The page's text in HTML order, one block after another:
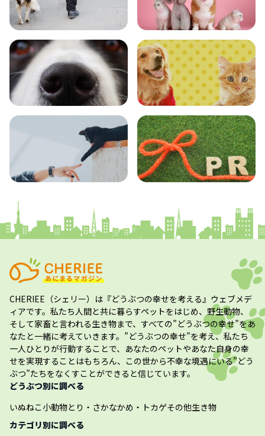
おでかけ 図鑑
エンタメ クイズ
CHERIEE（シェリー） は『どうぶつの幸せを考える』ウェブメデ
ィアです。私たち人間と共に暮らすペットをはじめ、野生動物、
そして家畜と言われる生き物まで、すべての”どうぶつの幸せ”をあ
なたと一緒に考えていきます。”どうぶつの幸せ”を考え、私たち
一人ひとりが行動することで、あなたのペットやあなた自身の幸
せを実現することはもちろん、この世から不幸な境遇にいる”どう
ぶつ”たちをなくすことができると信じています。
どうぶつ別に調べる
いぬねこ小動物とり・さかなかめ・トカゲその他生き物
カテゴリ別に調べる